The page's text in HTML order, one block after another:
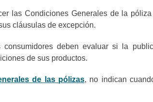
las Condiciones Generales de la
cláusulas de excepción.
deben evaluar si la
de sus productos.
de las pólizas, no indican